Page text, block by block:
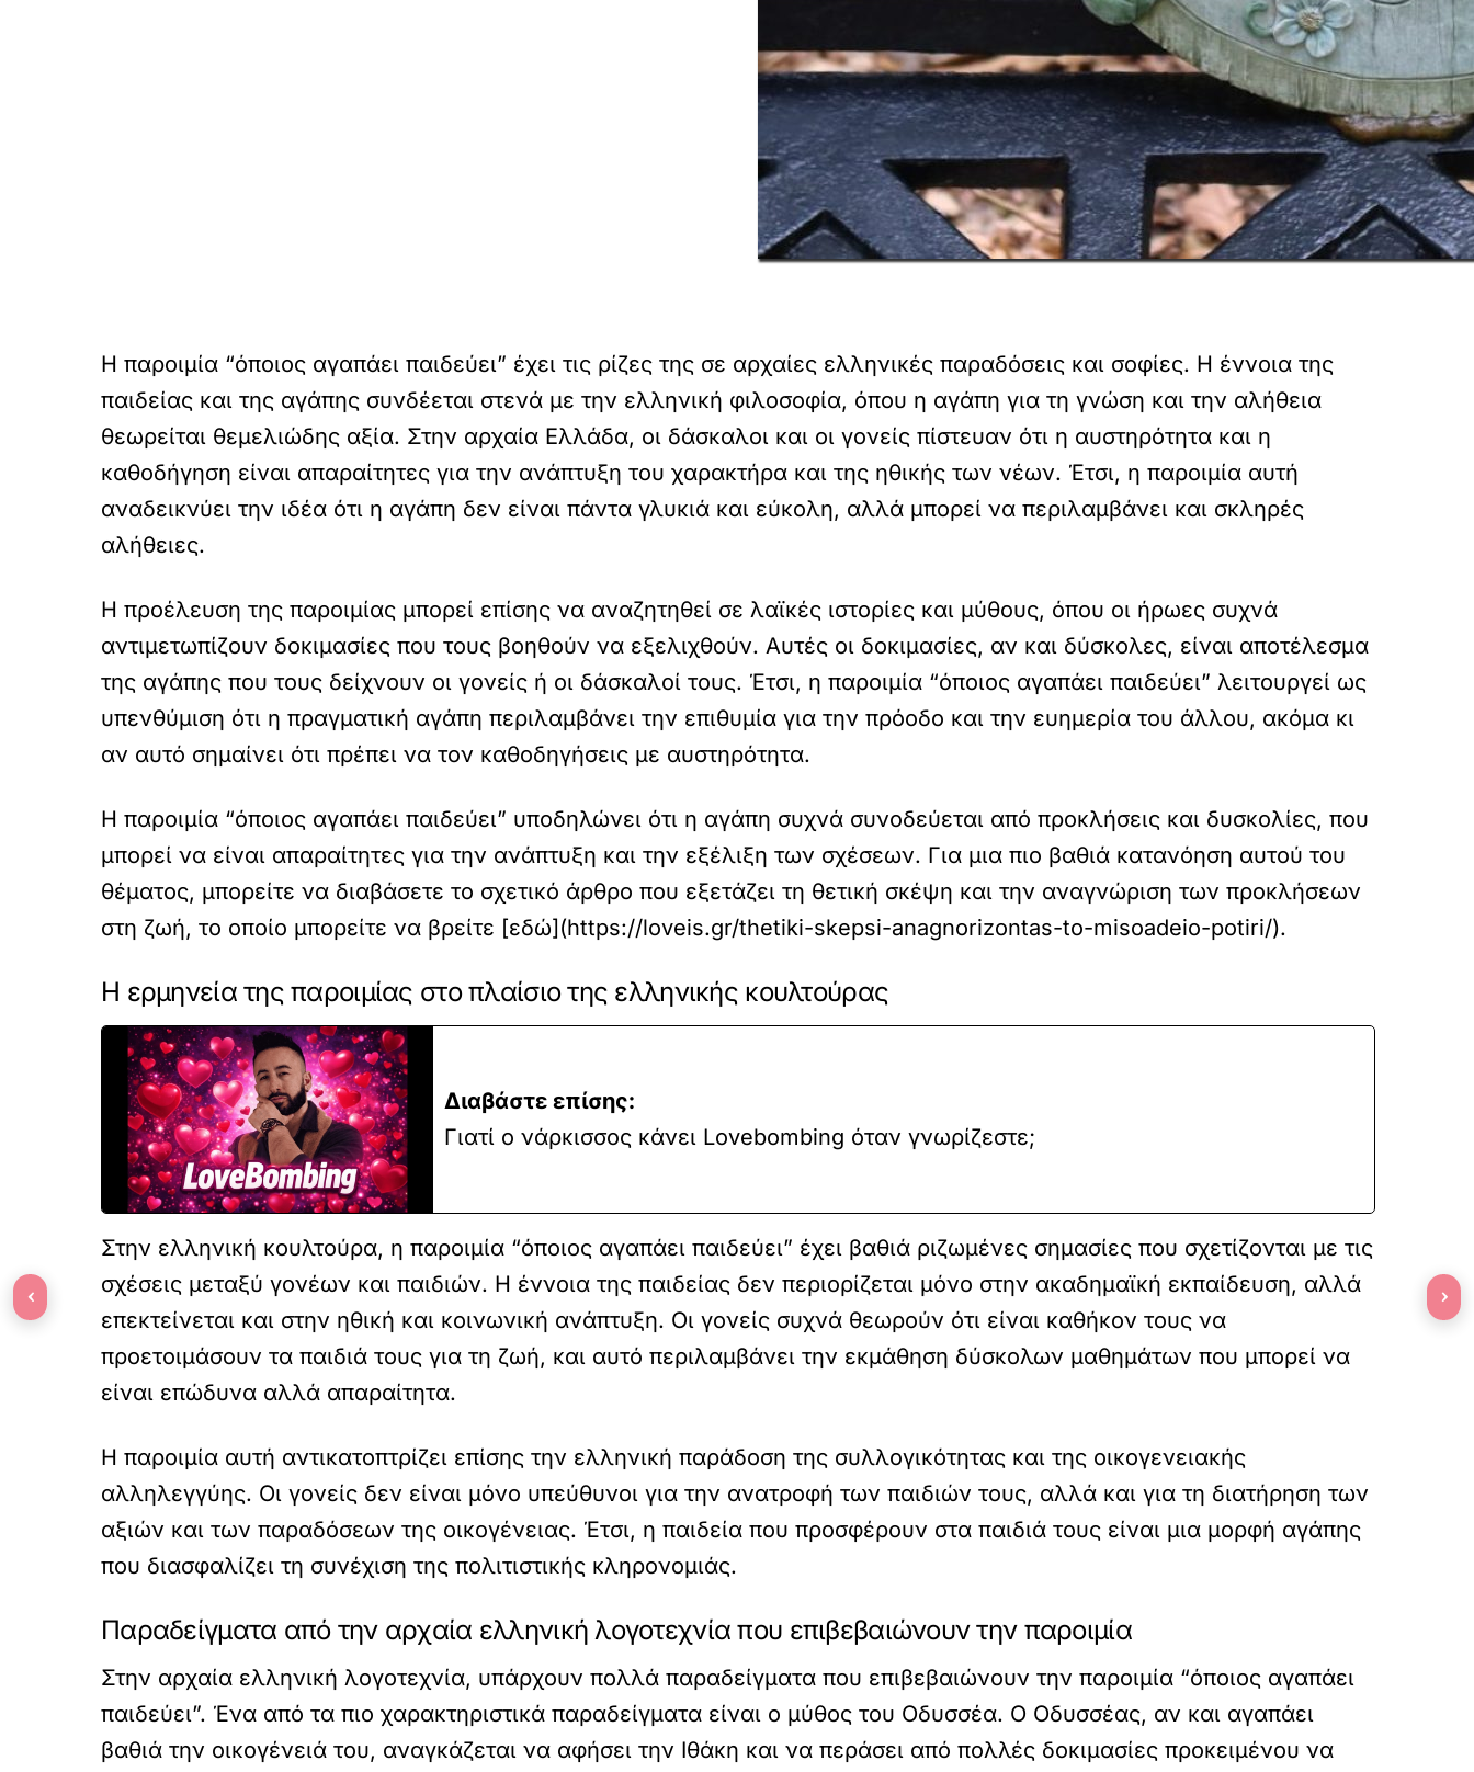
Η παροιμία “όποιος αγαπάει παιδεύει” έχει τις ρίζες της σε αρχαίες ελληνικές παραδόσεις και σοφίες. Η έννοια της
παιδείας και της αγάπης συνδέεται στενά με την ελληνική φιλοσοφία, όπου η αγάπη για τη γνώση και την αλήθεια
θεωρείται θεμελιώδης αξία. Στην αρχαία Ελλάδα, οι δάσκαλοι και οι γονείς πίστευαν ότι η αυστηρότητα και η
καθοδήγηση είναι απαραίτητες για την ανάπτυξη του χαρακτήρα και της ηθικής των νέων. Έτσι, η παροιμία αυτή
αναδεικνύει την ιδέα ότι η αγάπη δεν είναι πάντα γλυκιά και εύκολη, αλλά μπορεί να περιλαμβάνει και σκληρές
αλήθειες.
Η προέλευση της παροιμίας μπορεί επίσης να αναζητηθεί σε λαϊκές ιστορίες και μύθους, όπου οι ήρωες συχνά
αντιμετωπίζουν δοκιμασίες που τους βοηθούν να εξελιχθούν. Αυτές οι δοκιμασίες, αν και δύσκολες, είναι αποτέλεσμα
της αγάπης που τους δείχνουν οι γονείς ή οι δάσκαλοί τους. Έτσι, η παροιμία “όποιος αγαπάει παιδεύει” λειτουργεί ως
υπενθύμιση ότι η πραγματική αγάπη περιλαμβάνει την επιθυμία για την πρόοδο και την ευημερία του άλλου, ακόμα κι
αν αυτό σημαίνει ότι πρέπει να τον καθοδηγήσεις με αυστηρότητα.
Η παροιμία “όποιος αγαπάει παιδεύει” υποδηλώνει ότι η αγάπη συχνά συνοδεύεται από προκλήσεις και δυσκολίες, που
μπορεί να είναι απαραίτητες για την ανάπτυξη και την εξέλιξη των σχέσεων. Για μια πιο βαθιά κατανόηση αυτού του
θέματος, μπορείτε να διαβάσετε το σχετικό άρθρο που εξετάζει τη θετική σκέψη και την αναγνώριση των προκλήσεων
στη ζωή, το οποίο μπορείτε να βρείτε [εδώ](https://loveis.gr/thetiki-skepsi-anagnorizontas-to-misoadeio-potiri/).
Η ερμηνεία της παροιμίας στο πλαίσιο της ελληνικής κουλτούρας
Διαβάστε επίσης:
Γιατί ο νάρκισσος κάνει Lovebombing όταν γνωρίζεστε;
Στην ελληνική κουλτούρα, η παροιμία “όποιος αγαπάει παιδεύει” έχει βαθιά ριζωμένες σημασίες που σχετίζονται με τις
σχέσεις μεταξύ γονέων και παιδιών. Η έννοια της παιδείας δεν περιορίζεται μόνο στην ακαδημαϊκή εκπαίδευση, αλλά
επεκτείνεται και στην ηθική και κοινωνική ανάπτυξη. Οι γονείς συχνά θεωρούν ότι είναι καθήκον τους να
προετοιμάσουν τα παιδιά τους για τη ζωή, και αυτό περιλαμβάνει την εκμάθηση δύσκολων μαθημάτων που μπορεί να
είναι επώδυνα αλλά απαραίτητα.
Η παροιμία αυτή αντικατοπτρίζει επίσης την ελληνική παράδοση της συλλογικότητας και της οικογενειακής
αλληλεγγύης. Οι γονείς δεν είναι μόνο υπεύθυνοι για την ανατροφή των παιδιών τους, αλλά και για τη διατήρηση των
αξιών και των παραδόσεων της οικογένειας. Έτσι, η παιδεία που προσφέρουν στα παιδιά τους είναι μια μορφή αγάπης
που διασφαλίζει τη συνέχιση της πολιτιστικής κληρονομιάς.
Παραδείγματα από την αρχαία ελληνική λογοτεχνία που επιβεβαιώνουν την παροιμία
Στην αρχαία ελληνική λογοτεχνία, υπάρχουν πολλά παραδείγματα που επιβεβαιώνουν την παροιμία “όποιος αγαπάει
παιδεύει”. Ένα από τα πιο χαρακτηριστικά παραδείγματα είναι ο μύθος του Οδυσσέα. Ο Οδυσσέας, αν και αγαπάει
βαθιά την οικογένειά του, αναγκάζεται να αφήσει την Ιθάκη και να περάσει από πολλές δοκιμασίες προκειμένου να
‹ ›